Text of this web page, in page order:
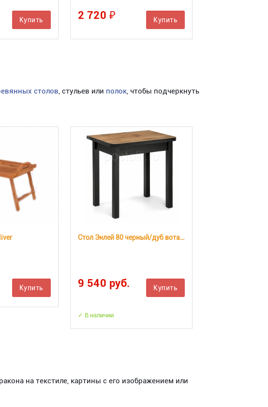
Купить 2 720 ₽ Купить
столов , стульев или полок , чтобы подчеркнуть
Купить
Стол Энлей 80 черный/дуб вотан (Арт 471767)
9 540 руб. Купить
✓ В наличии
на текстиле, картины с его изображением или